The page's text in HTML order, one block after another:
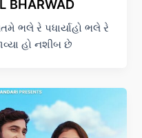
BHARWAD
ભલે રે પધાર્યાહો ભલે રે
હો નશીબ છે